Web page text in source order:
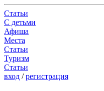
Статьи
С детьми
Афиша
Места
Статьи
Туризм
Статьи
вход /регистрация